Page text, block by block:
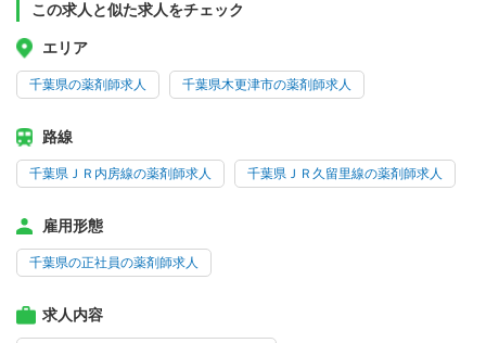
この求人と似た求人をチェック
エリア
千葉県の薬剤師求人 千葉県木更津市の薬剤師求人
路線
千葉県ＪＲ内房線の薬剤師求人 千葉県ＪＲ久留里線の薬剤師求人
雇用形態
千葉県の正社員の薬剤師求人
求人内容